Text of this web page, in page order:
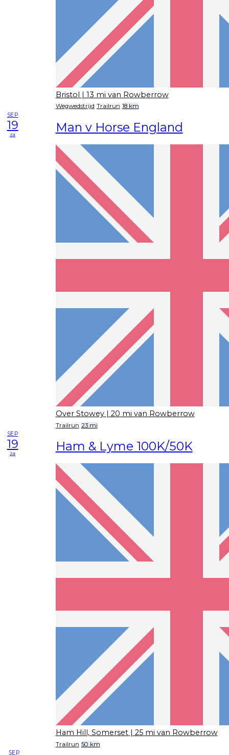
Bristol | 13 mi van Rowberrow
Wegwedstrijd Trailrun 18 km
SEP
19
za Man v Horse England
Over Stowey | 20 mi van Rowberrow
Trailrun 23 mi
SEP
19
za Ham & Lyme 100K/50K
Ham Hill, Somerset | 25 mi van Rowberrow
Trailrun 50 km
SEP